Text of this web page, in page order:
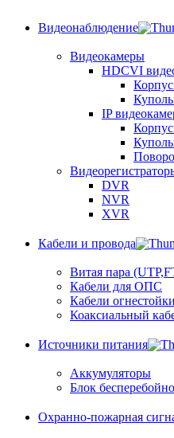
Видеонаблюдение
Видеокамеры
HDCVI
IP
DVR
NVR
XVR
Кабели и провода
Витая пара
Кабели для ОПС
Кабели
Коаксиальный
Источники питания
Аккумуляторы
Блок
Охранно-пожарная